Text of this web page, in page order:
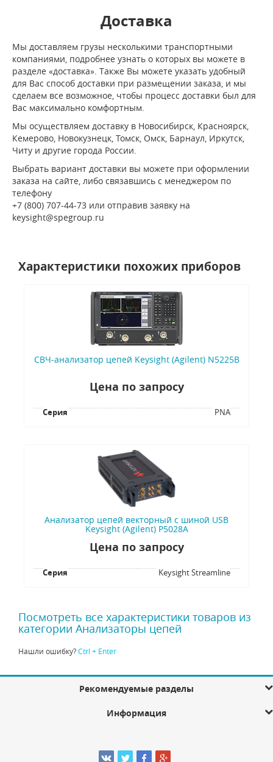
Доставка
Мы доставляем грузы несколькими транспортными
компаниями, подробнее узнать о которых вы можете в
разделе «доставка». Также Вы можете указать удобный
для Вас способ доставки при размещении заказа, и мы
сделаем все возможное, чтобы процесс доставки был для
Вас максимально комфортным.
Мы осуществляем доставку в Новосибирск, Красноярск,
Кемерово, Новокузнецк, Томск, Омск, Барнаул, Иркутск,
Читу и другие города России.
Выбрать вариант доставки вы можете при оформлении
заказа на сайте, либо связавшись с менеджером по
телефону
+7 (800) 707-44-73 или отправив заявку на
keysight@spegroup.ru
Характеристики похожих приборов
СВЧ-анализатор цепей Keysight (Agilent) N5225B
Цена по запросу
Серия PNA
Анализатор цепей векторный с шиной USB
Keysight (Agilent) P5028A
Цена по запросу
Серия Keysight Streamline
Посмотреть все характеристики товаров из
категории Анализаторы цепей
Нашли ошибку?Ctrl + Enter
Рекомендуемые разделы
Информация